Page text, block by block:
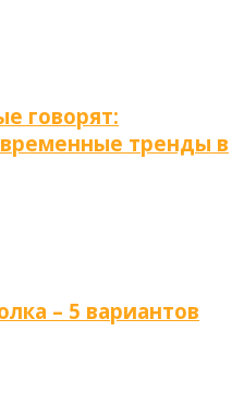
говорят:
тренды в
– 5 вариантов